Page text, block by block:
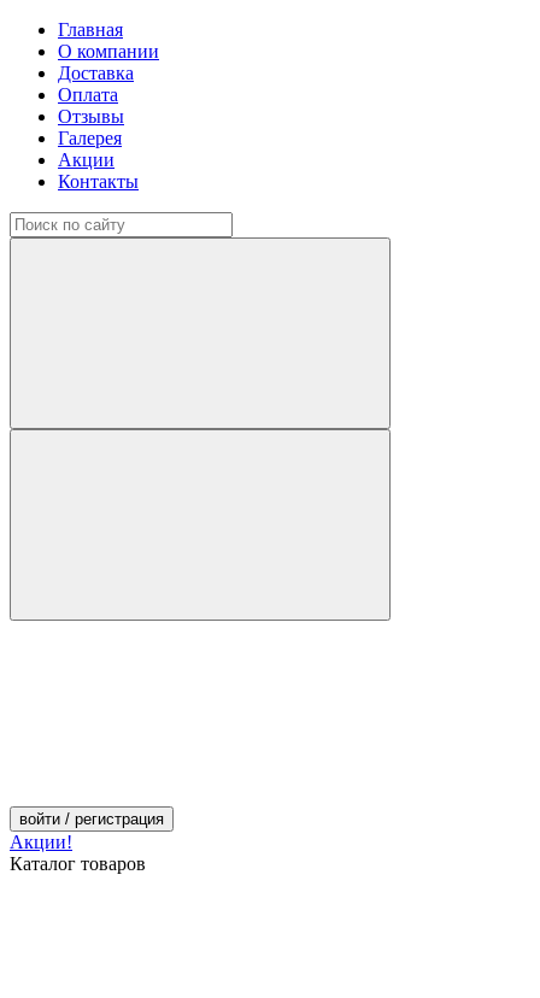
Главная
О компании
Доставка
Оплата
Отзывы
Галерея
Акции
Контакты
войти / регистрация
Акции!
Каталог товаров